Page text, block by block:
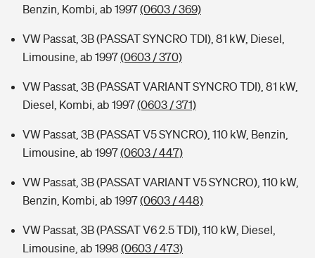
Benzin, Kombi, ab 1997(0603 / 369)
VW Passat, 3B (PASSAT SYNCRO TDI), 81 kW, Diesel,
Limousine, ab 1997(0603 / 370)
VW Passat, 3B (PASSAT VARIANT SYNCRO TDI), 81 kW,
Diesel, Kombi, ab 1997(0603 / 371)
VW Passat, 3B (PASSAT V5 SYNCRO), 110 kW, Benzin,
Limousine, ab 1997(0603 / 447)
VW Passat, 3B (PASSAT VARIANT V5 SYNCRO), 110 kW,
Benzin, Kombi, ab 1997(0603 / 448)
VW Passat, 3B (PASSAT V6 2.5 TDI), 110 kW, Diesel,
Limousine, ab 1998 (0603 / 473)